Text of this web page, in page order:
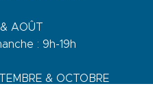
AOÛT
: 9h-19h
& OCTOBRE